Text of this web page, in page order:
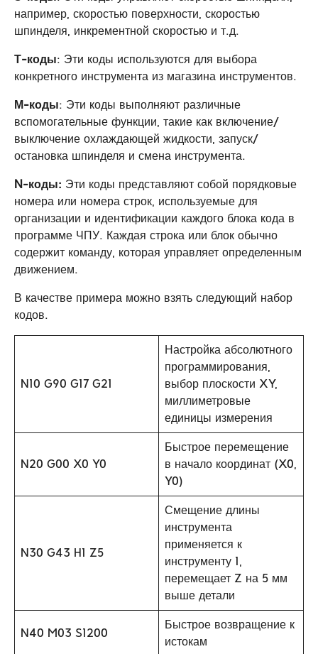
например, скоростью поверхности, скоростью
шпинделя, инкрементной скоростью и т.д.
Т-коды: Эти коды используются для выбора
конкретного инструмента из магазина инструментов.
М-коды: Эти коды выполняют различные
вспомогательные функции, такие как включение/
выключение охлаждающей жидкости, запуск/
остановка шпинделя и смена инструмента.
N-коды: Эти коды представляют собой порядковые
номера или номера строк, используемые для
организации и идентификации каждого блока кода в
программе ЧПУ. Каждая строка или блок обычно
содержит команду, которая управляет определенным
движением.
В качестве примера можно взять следующий набор
кодов.
N10 G90 G17 G21
Настройка абсолютного
программирования,
выбор плоскости XY,
миллиметровые
единицы измерения
N20 G00 X0 Y0
Быстрое перемещение
в начало координат (X0,
Y0)
N30 G43 H1 Z5
Смещение длины
инструмента
применяется к
инструменту 1,
перемещает Z на 5 мм
выше детали
N40 M03 S1200
Быстрое возвращение к
истокам